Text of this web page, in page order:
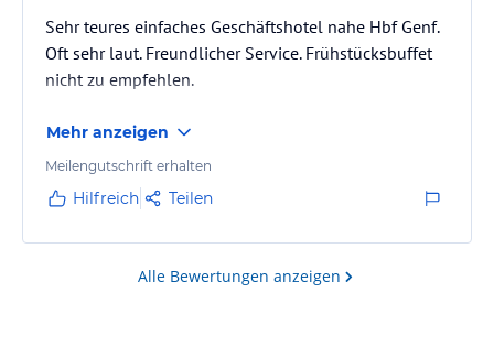
Sehr teures einfaches Geschäftshotel nahe Hbf Genf.
Oft sehr laut. Freundlicher Service. Frühstücksbuffet
nicht zu empfehlen.
Mehr anzeigen
Meilengutschrift erhalten
Hilfreich Teilen
Alle Bewertungen anzeigen